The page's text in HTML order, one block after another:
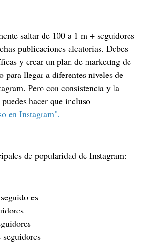
saltar de 100 a 1 m + seguidores
publicaciones aleatorias. Debes
y crear un plan de marketing de
para llegar a diferentes niveles de
Pero con consistencia y la
hacer que incluso
en Instagram".
de popularidad de Instagram: